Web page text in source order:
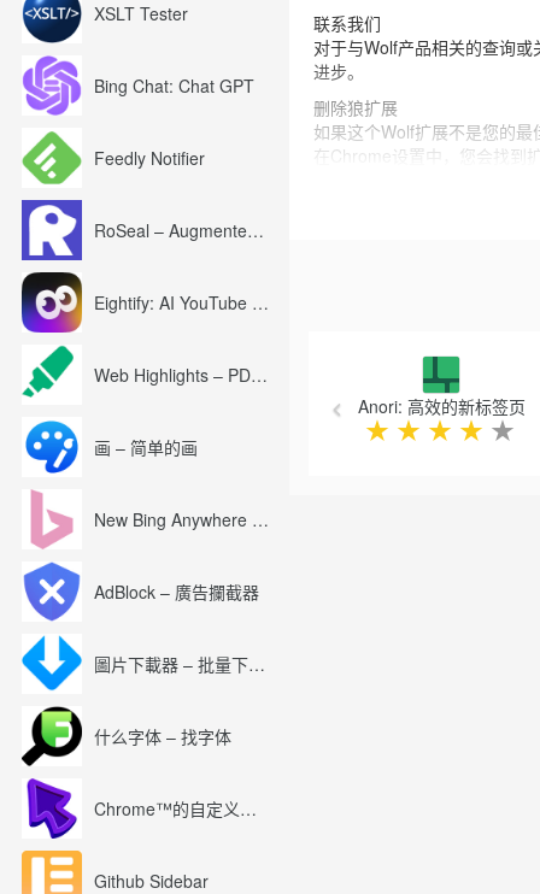
XSLT Tester
Bing Chat: Chat GPT
Feedly Notifier
RoSeal – Augmented Roblox Experience
Eightify: AI YouTube Summary with ChatGPT
Web Highlights – PDF & Web Highlighter
画 – 简单的画
New Bing Anywhere (Bing Chat GPT-4)
AdBlock – 廣告攔截器
圖片下載器 – 批量下載圖片
什么字体 – 找字体
Chrome™的自定义光标
Github Sidebar
联系我们
对于与Wolf产品相关的查询
进步。
删除狼扩展
如果这个Wolf扩展不是您的
在Chrome设置中，您会找到
Anori: 高效的新标签页
★ ★ ★ ★ ★